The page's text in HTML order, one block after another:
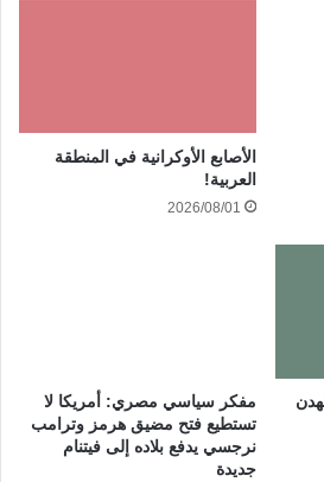
الأصابع الأوكرانية في المنطقة
العربية!
2026/08/01
مفكر سياسي مصري: أمريكا لا
تستطيع فتح مضيق هرمز وترامب
نرجسي يدفع بلاده إلى فيتنام
جديدة